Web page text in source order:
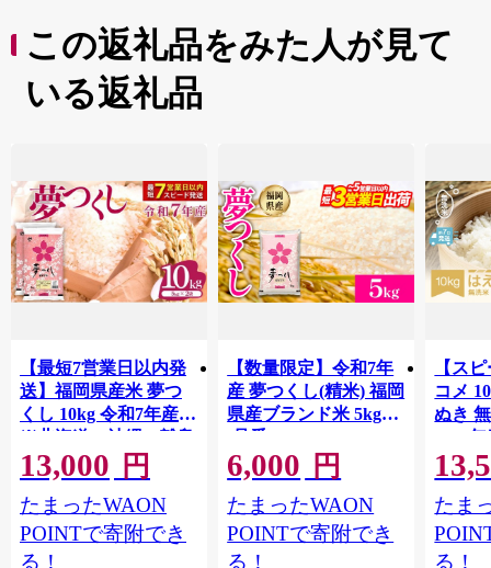
この返礼品をみた人が見て
いる返礼品
【最短7営業日以内発
送】福岡県産米 夢つ
くし 10kg 令和7年産
※北海道・沖縄・離島
は配送不可 |【精米 単
一米 単一原料米 7年産
国産 お米 ブランド米
5kg × 2 ゆめつくし】
CY009_01
13,000 円
たまったWAON
POINTで寄附でき
る！
【数量限定】令和7年
産 夢つくし(精米) 福岡
県産ブランド米 5kg
(品番:3X10R7)
6,000 円
たまったWAON
POINTで寄附でき
る！
【ス
コメ
ぬき
2025
たま
る！